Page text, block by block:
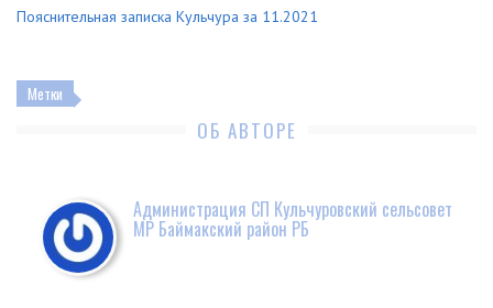
Пояснительная записка Кульчура за 11.2021
Метки
ОБ АВТОРЕ
Администрация СП Кульчуровский сельсовет
МР Баймакский район РБ